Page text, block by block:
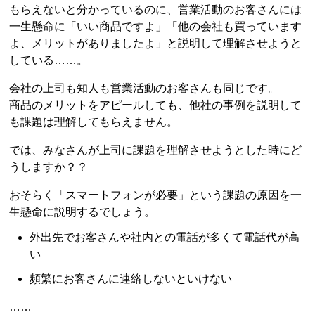
もらえないと分かっているのに、営業活動のお客さんには
一生懸命に「いい商品ですよ」「他の会社も買っています
よ、メリットがありましたよ」と説明して理解させようと
している……。
会社の上司も知人も営業活動のお客さんも同じです。
商品のメリットをアピールしても、他社の事例を説明して
も課題は理解してもらえません。
では、みなさんが上司に課題を理解させようとした時にど
うしますか？？
おそらく「スマートフォンが必要」という課題の原因を一
生懸命に説明するでしょう。
外出先でお客さんや社内との電話が多くて電話代が高
い
頻繁にお客さんに連絡しないといけない
……